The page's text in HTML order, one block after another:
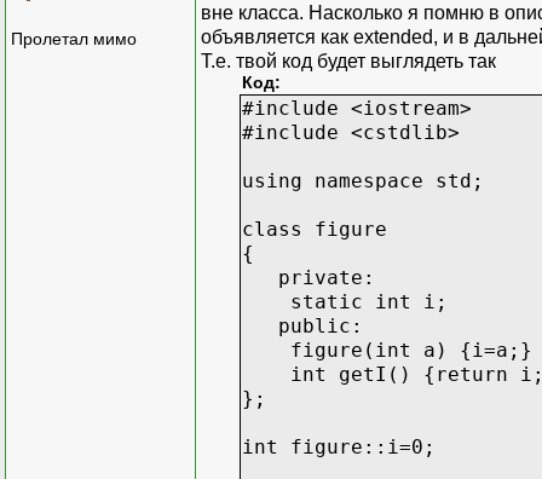
Пролетал мимо
вне класса. Насколько я помню в
объявляется как extended, и в
Т.е. твой код будет выглядеть так
Код:
#include <iostream>
#include <cstdlib>
using namespace std;
class figure
{
private:
static int i;
public:
figure(int a) {i=a;}
int getI() {return
};
int figure::i=0;